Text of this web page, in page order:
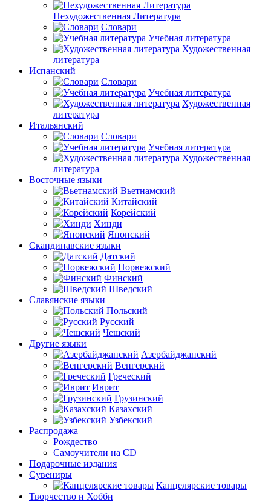
Нехудожественная Литература
Словари
Учебная литература
Художественная
литература
Испанский
Словари
Учебная литература
Художественная
литература
Итальянский
Словари
Учебная литература
Художественная
литература
Восточные языки
Вьетнамский
Китайский
Корейский
Хинди
Японский
Скандинавские языки
Датский
Норвежский
Финский
Шведский
Славянские языки
Польский
Русский
Чешский
Другие языки
Азербайджанский
Венгерский
Греческий
Иврит
Грузинский
Казахский
Узбекский
Распродажа
Рождество
Самоучители на CD
Подарочные издания
Сувениры
Канцелярские товары
Творчество и Хобби